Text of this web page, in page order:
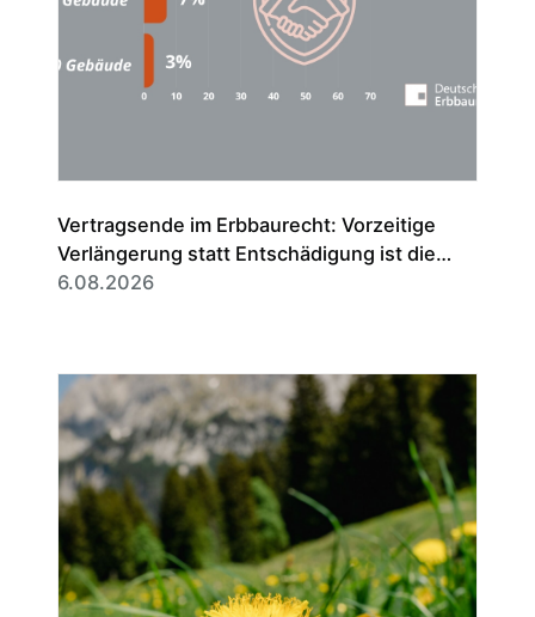
Vertragsende im Erbbaurecht: Vorzeitige
Verlängerung statt Entschädigung ist die
Regel
6.08.2026